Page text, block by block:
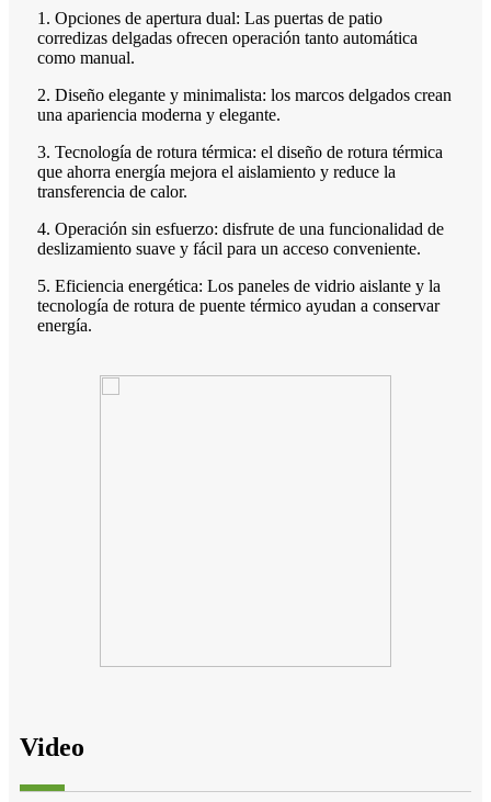
1. Opciones de apertura dual: Las puertas de patio
corredizas delgadas ofrecen operación tanto automática
como manual.
2. Diseño elegante y minimalista: los marcos delgados crean
una apariencia moderna y elegante.
3. Tecnología de rotura térmica: el diseño de rotura térmica
que ahorra energía mejora el aislamiento y reduce la
transferencia de calor.
4. Operación sin esfuerzo: disfrute de una funcionalidad de
deslizamiento suave y fácil para un acceso conveniente.
5. Eficiencia energética: Los paneles de vidrio aislante y la
tecnología de rotura de puente térmico ayudan a conservar
energía.
Video